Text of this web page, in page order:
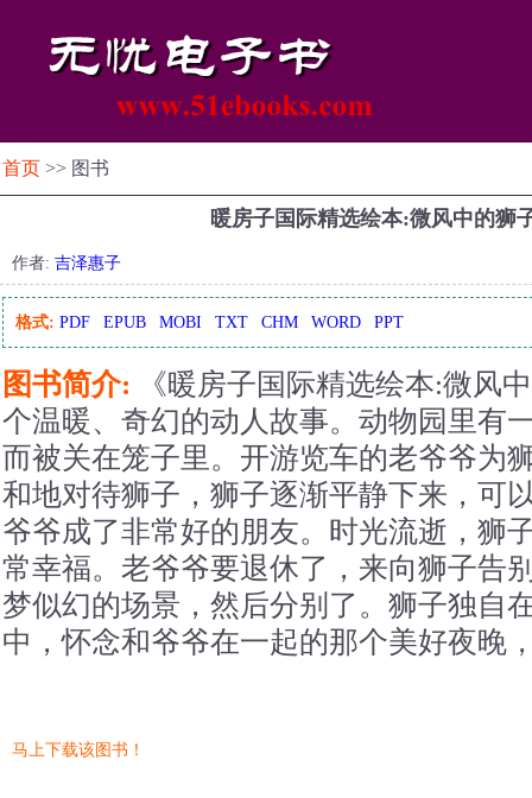
首页 >> 图书
暖房子国际精选绘本:微风中的狮
作者: 吉泽惠子
格式: PDF EPUB MOBI TXT CHM WORD PPT
图书简介: 《暖房子国际精选绘本:微风
个温暖、奇幻的动人故事。动物园里有
而被关在笼子里。开游览车的老爷爷为
和地对待狮子，狮子逐渐平静下来，可
爷爷成了非常好的朋友。时光流逝，狮
常幸福。老爷爷要退休了，来向狮子告
梦似幻的场景，然后分别了。狮子独自
中，怀念和爷爷在一起的那个美好夜晚
马上下载该图书！